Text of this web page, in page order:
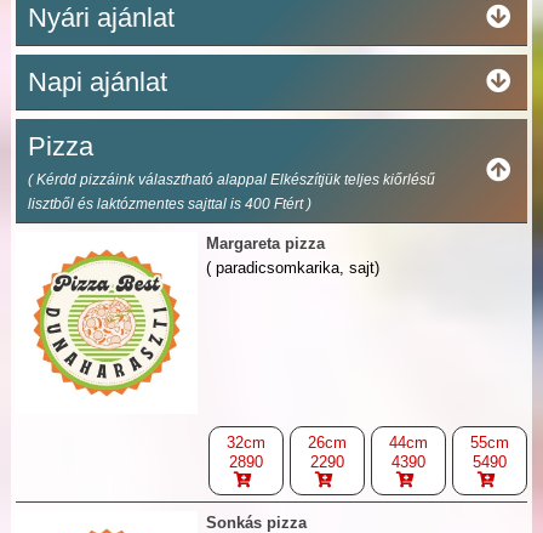
Nyári ajánlat
Napi ajánlat
Pizza
( Kérdd pizzáink választható alappal Elkészítjük teljes kiőrlésű
lisztből és laktózmentes sajttal is 400 Ftért )
Margareta pizza
( paradicsomkarika, sajt)
32cm
2890
26cm
2290
44cm
4390
55cm
5490
Sonkás pizza